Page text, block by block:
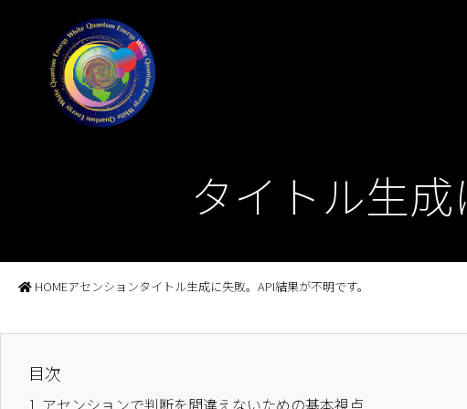
タイトル生成
HOMEアセンションタイトル生成に失敗。API結果が不明です。
目次
1. アセンションで判断を間違えないための基本視点